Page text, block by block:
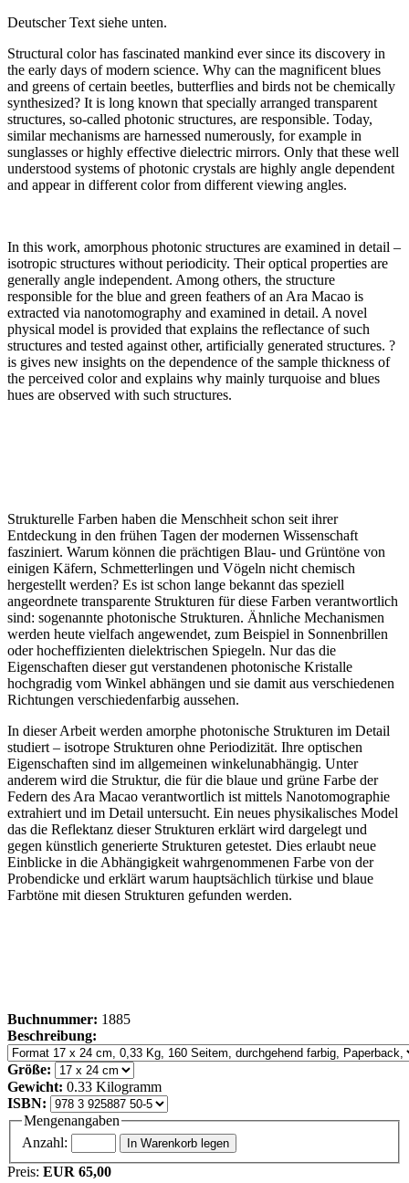
Deutscher Text siehe unten.
Structural color has fascinated mankind ever since its dis­cov­ery in
the early days of modern science. Why can the mag­nif­icent blues
and greens of certain beetles, butterflies and birds not be chemically
synthesized? It is long known that specially arranged transparent
structures, so-called photonic structures, are responsible. Today,
similar mechanisms are harnessed numerously, for example in
sunglasses or highly effective dielectric mirrors. Only that these well
understood systems of photonic crystals are highly angle dependent
and appear in different color from different viewing angles.
In this work, amorphous photonic structures are examined in detail –
isotropic structures without periodicity. Their optical properties are
generally angle independent. Among others, the structure
responsible for the blue and green feath­ers of an Ara Macao is
extracted via nanotomography and examined in detail. A novel
physical model is provided that explains the reflectance of such
structures and tested against other, artificially generated structures. ?
is gives new insights on the dependence of the sample thickness of
the perceived color and explains why mainly turquoise and blues
hues are observed with such structures.
Strukturelle Farben haben die Menschheit schon seit ihrer
Entdeckung in den frühen Tagen der modernen Wissenschaft
fasziniert. Warum können die prächtigen Blau- und Grüntöne von
einigen Käfern, Schmetterlingen und Vögeln nicht chemisch
hergestellt werden? Es ist schon lange bekannt das speziell
angeordnete transparente Strukturen für diese Farben verantwortlich
sind: sogenannte photonische Strukturen. Ähnliche Mechanismen
werden heute vielfach angewendet, zum Beispiel in Sonnenbrillen
oder hocheffizienten dielektrischen Spiegeln. Nur das die
Eigenschaften dieser gut verstandenen photonische Kristalle
hochgradig vom Winkel abhängen und sie damit aus verschiedenen
Richtungen verschiedenfarbig aussehen.
In dieser Arbeit werden amorphe photonische Strukturen im Detail
studiert – isotrope Strukturen ohne Periodizität. Ihre optischen
Eigenschaften sind im allgemeinen winkelunabhängig. Unter
anderem wird die Struktur, die für die blaue und grüne Farbe der
Federn des Ara Macao verantwortlich ist mittels Nanotomographie
extrahiert und im Detail untersucht. Ein neues physikalisches Model
das die Reflektanz dieser Strukturen erklärt wird dargelegt und
gegen künstlich generierte Strukturen getestet. Dies erlaubt neue
Einblicke in die Abhängigkeit wahrgenommenen Farbe von der
Probendicke und erklärt warum hauptsächlich türkise und blaue
Farbtöne mit diesen Strukturen gefunden werden.
Buchnummer: 1885
Beschreibung:
Größe:
Gewicht: 0.33 Kilogramm
ISBN:
Mengenangaben
Anzahl:
Preis: EUR 65,00